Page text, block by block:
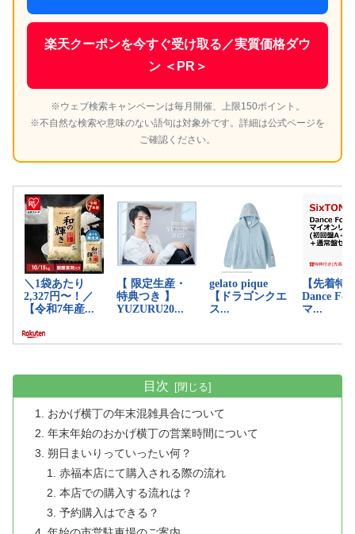
楽天クーポンを今すぐ受け取る／実質価格ダウ
ン ＜PR＞
※ウェブ検索キャンペーンは毎月開催、上限150ポイント。
※不自然な検索や意味のない語句は対象外です。詳細は公式ページを
ご確認ください。
目次
おかげ横丁の年末混雑具合について
年末年始のおかげ横丁の営業時間について
朔日まいりっていったい何？
赤福本店にて購入される際の流れ
本店での購入する流れは？
予約購入はできる？